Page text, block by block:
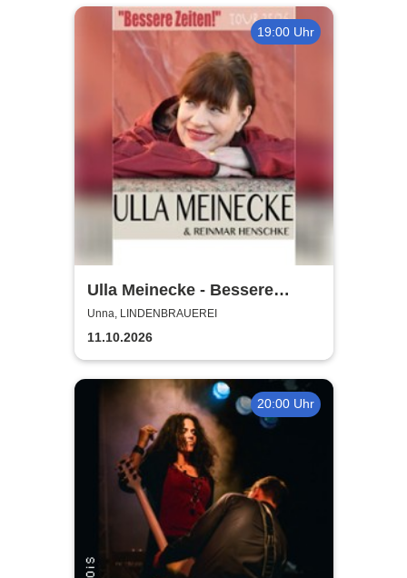
19:00 Uhr
Ulla Meinecke - Bessere
Zeiten Tour
Unna, LINDENBRAUEREI
11.10.2026
20:00 Uhr